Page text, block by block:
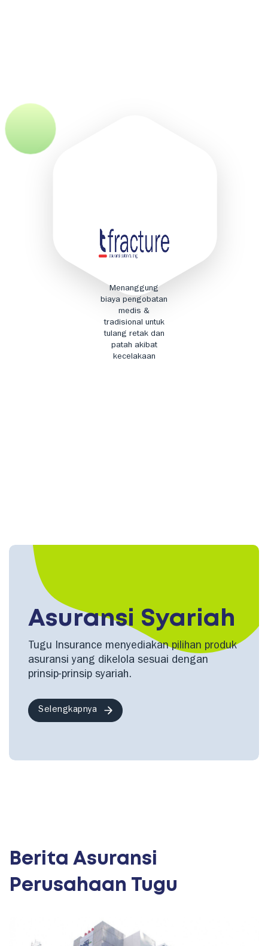
Menanggung
biaya pengobatan
medis &
tradisional untuk
tulang retak dan
patah akibat
kecelakaan
Asuransi Syariah
Tugu Insurance menyediakan pilihan produk
asuransi yang dikelola sesuai dengan
prinsip-prinsip syariah.
Selengkapnya
Berita Asuransi
Perusahaan Tugu